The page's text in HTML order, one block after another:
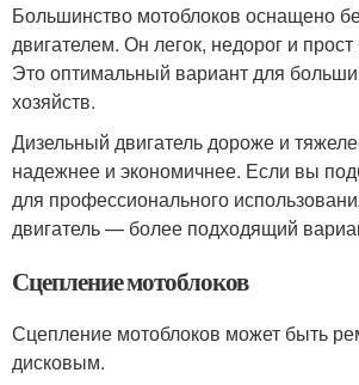
Большинство мотоблоков оснащено
двигателем. Он легок, недорог и прост
Это оптимальный вариант для
хозяйств.
Дизельный двигатель дороже и
надежнее и экономичнее. Если вы
для профессионального
двигатель — более подходящий
Сцепление мотоблоков
Сцепление мотоблоков может быть
дисковым.